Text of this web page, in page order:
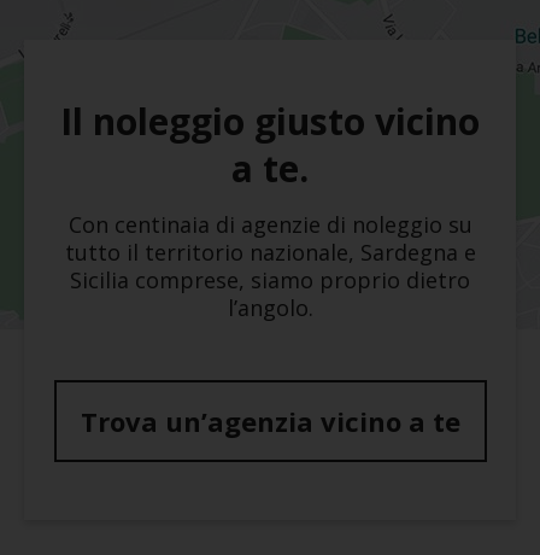
Il noleggio giusto vicino
a te.
Con centinaia di agenzie di noleggio su
tutto il territorio nazionale, Sardegna e
Sicilia comprese, siamo proprio dietro
l’angolo.
Trova un’agenzia vicino a te